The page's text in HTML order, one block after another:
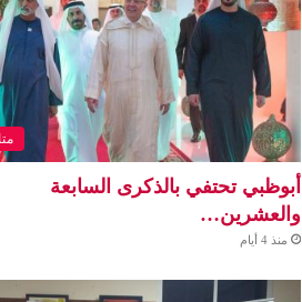
أبوظبي تحتفي بالذكرى السابعة
والعشرين…
منذ 4 أيام